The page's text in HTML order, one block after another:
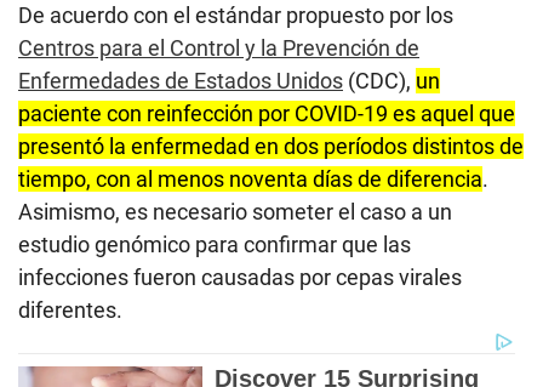
De acuerdo con el estándar propuesto por los
Centros para el Control y la Prevención de
Enfermedades de Estados Unidos (CDC), un
paciente con reinfección por COVID-19 es aquel que
presentó la enfermedad en dos períodos distintos de
tiempo, con al menos noventa días de diferencia.
Asimismo, es necesario someter el caso a un
estudio genómico para confirmar que las
infecciones fueron causadas por cepas virales
diferentes.